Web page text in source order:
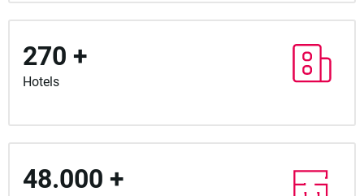
270 +
Hotels
48.000 +